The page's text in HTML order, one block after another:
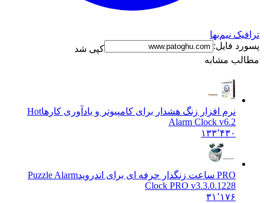
نیم‌بها
فایل:
کپی شد
مشابه
نرم افزار زنگ هشدار برای کامپیوتر و یادآوری کارها Hot
Alarm Clock v6.2
۱۳۳٬۴۳۰
Puzzle Alarm
Clock PRO v3.3.0.1228
۳۱٬۱۷۶